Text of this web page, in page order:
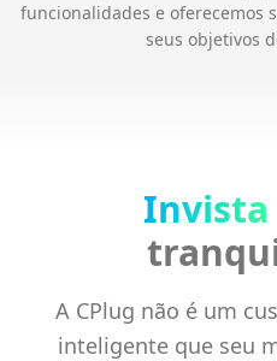
funcionalidades e oferecemos
seus objetivos
Invista
A CPlug não é um
inteligente que seu